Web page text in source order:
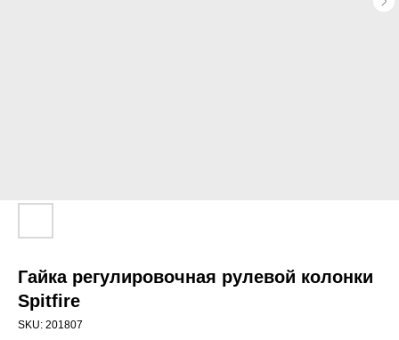
Гайка регулировочная рулевой колонки
Spitfire
SKU: 201807